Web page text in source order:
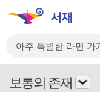
보통의 존재